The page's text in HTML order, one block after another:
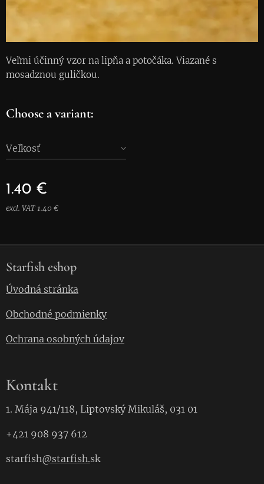
Veľmi účinný vzor na lipňa a potočáka. Viazané s
mosadznou guličkou.
Choose a variant:
Veľkosť
1.40 €
excl. VAT 1.40 €
Starfish eshop
Úvodná stránka
Obchodné podmienky
Ochrana osobných údajov
Kontakt
1. Mája 941/118, Liptovský Mikuláš, 031 01
+421 908 937 612
starfish@starfish.sk